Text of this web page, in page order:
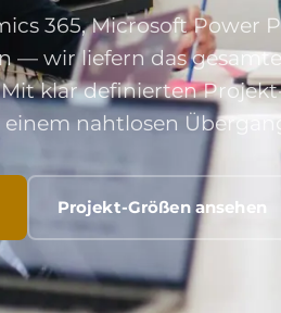
365, Microsoft Power
— wir liefern das
klar definierten
nahtlosen
Projekt-Größen ansehen